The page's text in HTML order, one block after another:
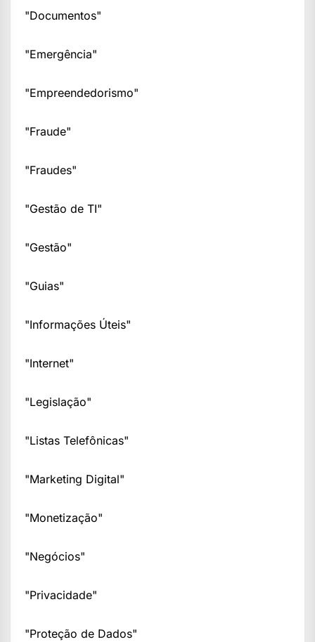
"Documentos"
"Emergência"
"Empreendedorismo"
"Fraude"
"Fraudes"
"Gestão de TI"
"Gestão"
"Guias"
"Informações Úteis"
"Internet"
"Legislação"
"Listas Telefônicas"
"Marketing Digital"
"Monetização"
"Negócios"
"Privacidade"
"Proteção de Dados"